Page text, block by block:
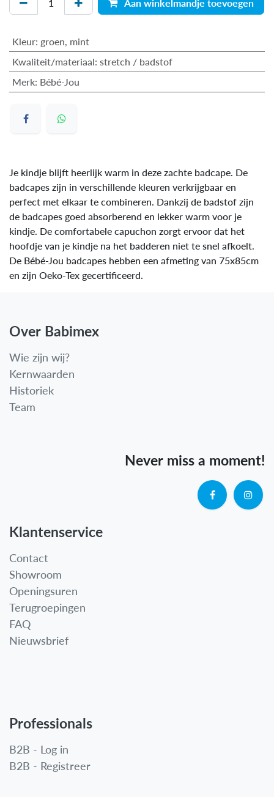
Aan winkelmandje toevoegen
Kleur: groen, mint
Kwaliteit/materiaal: stretch / badstof
Merk: Bébé-Jou
Je kindje blijft heerlijk warm in deze zachte badcape. De
badcapes zijn in verschillende kleuren verkrijgbaar en
perfect met elkaar te combineren. Dankzij de badstof zijn
de badcapes goed absorberend en lekker warm voor je
kindje. De comfortabele capuchon zorgt ervoor dat het
hoofdje van je kindje na het badderen niet te snel afkoelt.
De Bébé-Jou badcapes hebben een afmeting van 75x85cm
en zijn Oeko-Tex gecertificeerd.
Over Babimex
Wie zijn wij?
Kernwaarden
Historiek
Team
Never miss a moment!
Klantenservice
Contact
Showroom
Openingsuren
Terugroepingen
FAQ
Nieuwsbrief
Professionals
B2B - Log in
B2B - Registreer